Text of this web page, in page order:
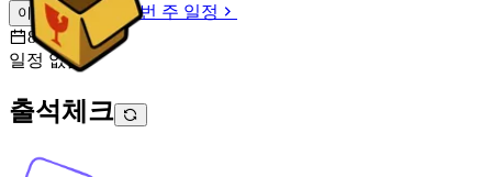
이번 주 일정
이번 주 일정
8월 7일 [금]
일정 없음
출석체크